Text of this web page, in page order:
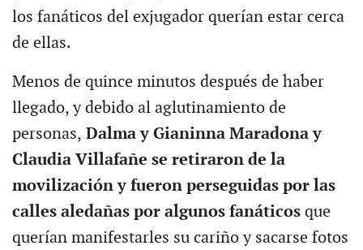
los fanáticos del exjugador querían estar cerca
de ellas.
Menos de quince minutos después de haber
llegado, y debido al aglutinamiento de
personas, Dalma y Gianinna Maradona y
Claudia Villafañe se retiraron de la
movilización y fueron perseguidas por las
calles aledañas por algunos fanáticosque
querían manifestarles su cariño y sacarse fotos